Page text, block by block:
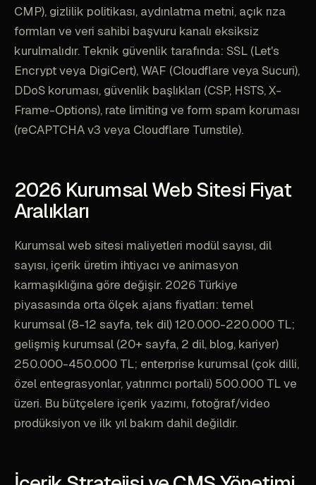
CMP), gizlilik politikası, aydınlatma metni, açık rıza
formları ve veri sahibi başvuru kanalı eksiksiz
kurulmalıdır. Teknik güvenlik tarafında: SSL (Let's
Encrypt veya DigiCert), WAF (Cloudflare veya Sucuri),
DDoS koruması, güvenlik başlıkları (CSP, HSTS, X-
Frame-Options), rate limiting ve form spam koruması
(reCAPTCHA v3 veya Cloudflare Turnstile).
2026 Kurumsal Web Sitesi Fiyat
Aralıkları
Kurumsal web sitesi maliyetleri modül sayısı, dil
sayısı, içerik üretim ihtiyacı ve animasyon
karmaşıklığına göre değişir. 2026 Türkiye
piyasasında orta ölçek ajans fiyatları: temel
kurumsal (8-12 sayfa, tek dil) 120.000-220.000 TL;
gelişmiş kurumsal (20+ sayfa, 2 dil, blog, kariyer)
250.000-450.000 TL; enterprise kurumsal (çok dilli,
özel entegrasyonlar, yatırımcı portali) 500.000 TL ve
üzeri. Bu bütçelere içerik yazımı, fotoğraf/video
prodüksiyon ve ilk yıl bakım dahil değildir.